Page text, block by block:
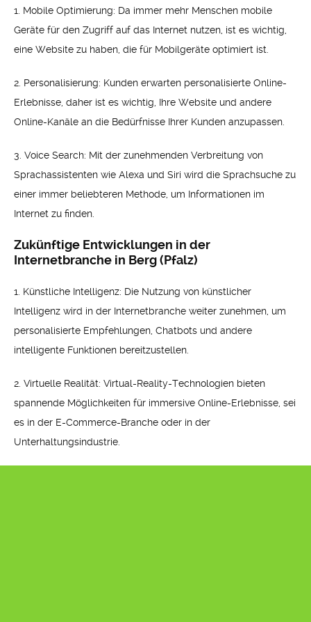
1. Mobile Optimierung: Da immer mehr Menschen mobile
Geräte für den Zugriff auf das Internet nutzen, ist es wichtig,
eine Website zu haben, die für Mobilgeräte optimiert ist.
2. Personalisierung: Kunden erwarten personalisierte Online-
Erlebnisse, daher ist es wichtig, Ihre Website und andere
Online-Kanäle an die Bedürfnisse Ihrer Kunden anzupassen.
3. Voice Search: Mit der zunehmenden Verbreitung von
Sprachassistenten wie Alexa und Siri wird die Sprachsuche zu
einer immer beliebteren Methode, um Informationen im
Internet zu finden.
Zukünftige Entwicklungen in der
Internetbranche in Berg (Pfalz)
1. Künstliche Intelligenz: Die Nutzung von künstlicher
Intelligenz wird in der Internetbranche weiter zunehmen, um
personalisierte Empfehlungen, Chatbots und andere
intelligente Funktionen bereitzustellen.
2. Virtuelle Realität: Virtual-Reality-Technologien bieten
spannende Möglichkeiten für immersive Online-Erlebnisse, sei
es in der E-Commerce-Branche oder in der
Unterhaltungsindustrie.